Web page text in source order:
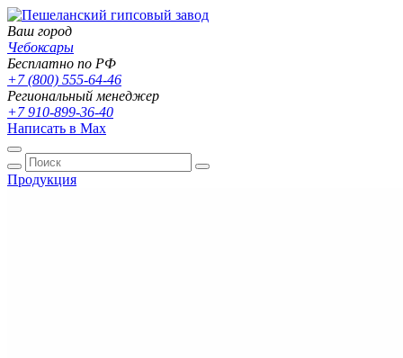
Ваш город
Чебоксары
Бесплатно по РФ
+7 (800) 555-64-46
Региональный менеджер
+7 910-899-36-40
Написать в Max
Продукция